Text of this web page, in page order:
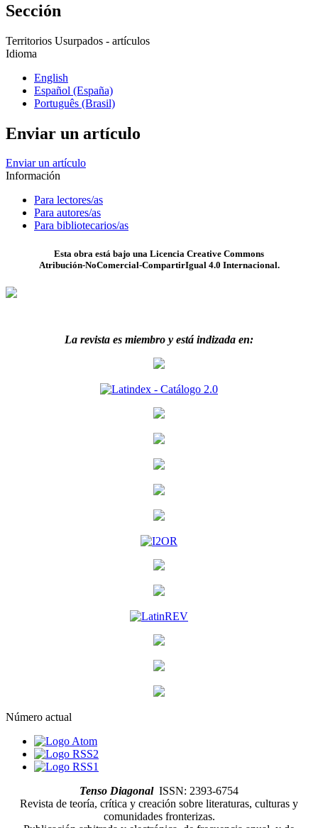
Sección
Territorios Usurpados - artículos
Idioma
English
Español (España)
Português (Brasil)
Enviar un artículo
Enviar un artículo
Información
Para lectores/as
Para autores/as
Para bibliotecarios/as
Esta obra está bajo una Licencia Creative Commons
Atribución-NoComercial-CompartirIgual 4.0 Internacional.
La revista es miembro y está indizada en:
Número actual
Tenso Diagonal ISSN: 2393-6754
Revista de teoría, crítica y creación sobre literaturas, culturas y
comunidades fronterizas.